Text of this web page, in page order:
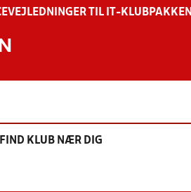
VEJLEDNINGER TIL IT-KLUBPAKKEN
FIND KLUB NÆR DIG